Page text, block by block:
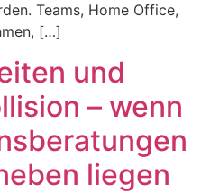
Teams, Home Office,
[…]
und
– wenn
liegen